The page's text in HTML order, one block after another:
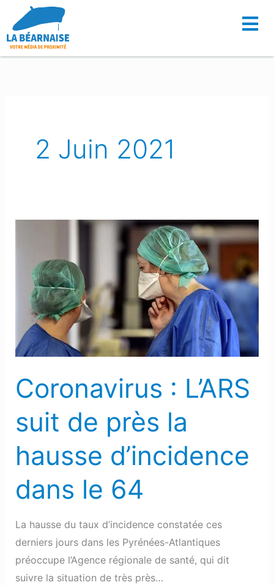
contenu
2 Juin 2021
Coronavirus : L’ARS
suit de près la
hausse d’incidence
dans le 64
La hausse du taux d’incidence constatée ces
derniers jours dans les Pyrénées-Atlantiques
préoccupe l’Agence régionale de santé, qui dit
suivre la situation de très près…
L’ARS
près
la
hausse
dans
64